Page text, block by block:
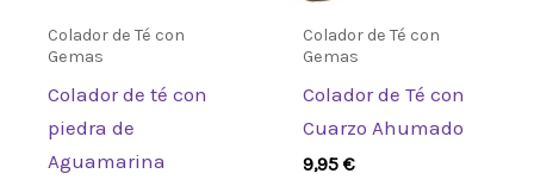
Colador de Té con
Gemas
Colador de té con
piedra de
Aguamarina
Colador de Té con
Gemas
Colador de Té con
Cuarzo Ahumado
9,95€